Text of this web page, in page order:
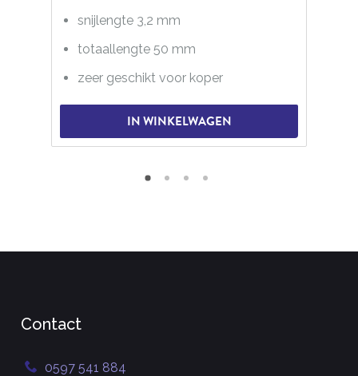
snijlengte 3,2 mm
totaallengte 50 mm
zeer geschikt voor koper
IN WINKELWAGEN
Contact
0597 541 884